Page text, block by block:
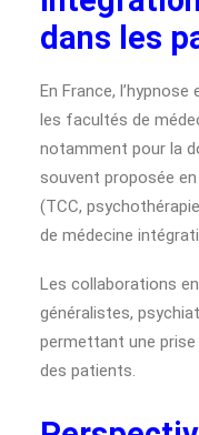
dans les
En France,
les facultés de
notamment pour la
souvent proposée
(TCC,
de médecine
Les collaborations
généralistes,
permettant une prise
des patients.